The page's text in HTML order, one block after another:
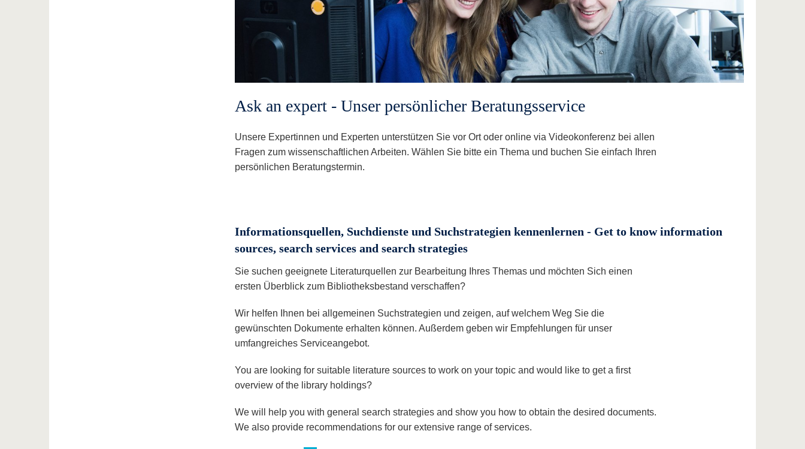
Ask an expert - Unser persönlicher Beratungsservice
Unsere Expertinnen und Experten unterstützen Sie vor Ort oder online via Videokonferenz bei allen
Fragen zum wissenschaftlichen Arbeiten. Wählen Sie bitte ein Thema und buchen Sie einfach Ihren
persönlichen Beratungstermin.
Informationsquellen, Suchdienste und Suchstrategien kennenlernen - Get to know information
sources, search services and search strategies
Sie suchen geeignete Literaturquellen zur Bearbeitung Ihres Themas und möchten Sich einen
ersten Überblick zum Bibliotheksbestand verschaffen?
Wir helfen Ihnen bei allgemeinen Suchstrategien und zeigen, auf welchem Weg Sie die
gewünschten Dokumente erhalten können. Außerdem geben wir Empfehlungen für unser
umfangreiches Serviceangebot.
You are looking for suitable literature sources to work on your topic and would like to get a first
overview of the library holdings?
We will help you with general search strategies and show you how to obtain the desired documents.
We also provide recommendations for our extensive range of services.